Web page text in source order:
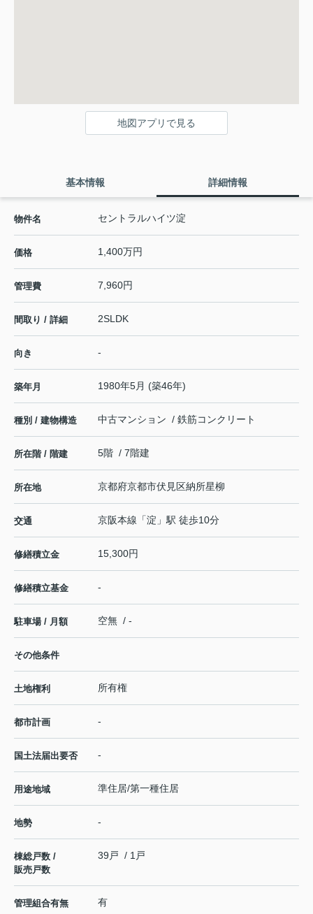
地図アプリで見る
基本情報 詳細情報
物件名 セントラルハイツ淀
価格 1,400万円
管理費 7,960円
間取り / 詳細 2SLDK
向き -
築年月 1980年5月 (築46年)
種別 / 建物構造 中古マンション / 鉄筋コンクリート
所在階 / 階建 5階 / 7階建
所在地 京都府京都市伏見区納所星柳
交通 京阪本線 「淀 」駅 徒歩10分
修繕積立金 15,300円
修繕積立基金 -
駐車場 / 月額 空無 / -
その他条件
土地権利 所有権
都市計画 -
国土法届出要否 -
用途地域 準住居/第一種住居
地勢 -
棟総戸数 /
販売戸数
39戸 / 1戸
管理組合有無 有